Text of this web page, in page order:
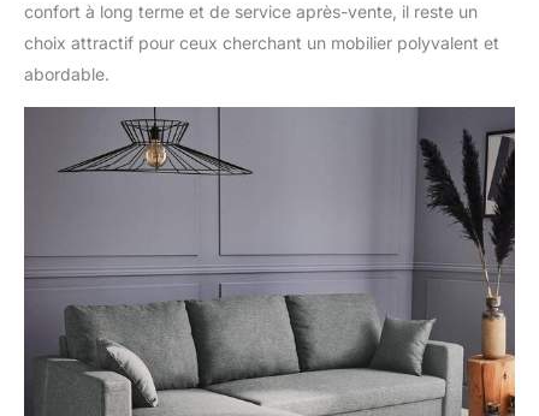
confort à long terme et de service après-vente, il reste un
choix attractif pour ceux cherchant un mobilier polyvalent et
abordable.